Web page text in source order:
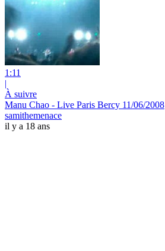
1:11
|
À suivre
Manu Chao - Live Paris Bercy 11/06/2008
samithemenace
il y a 18 ans